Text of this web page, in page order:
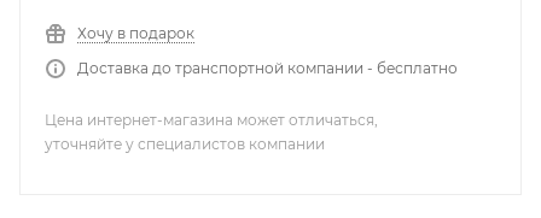
Хочу в подарок
Доставка до транспортной компании - бесплатно
Цена интернет-магазина может отличаться,
уточняйте у специалистов компании